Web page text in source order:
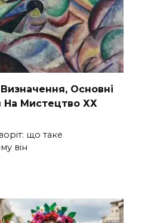
Основні
На Мистецтво ХХ
що таке
він